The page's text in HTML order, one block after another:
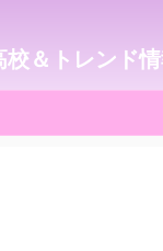
＆トレンド